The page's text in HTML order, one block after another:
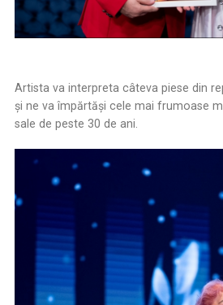
Artista va interpreta câteva piese din
şi ne va împărtăşi cele mai frumoase
sale de peste 30 de ani.